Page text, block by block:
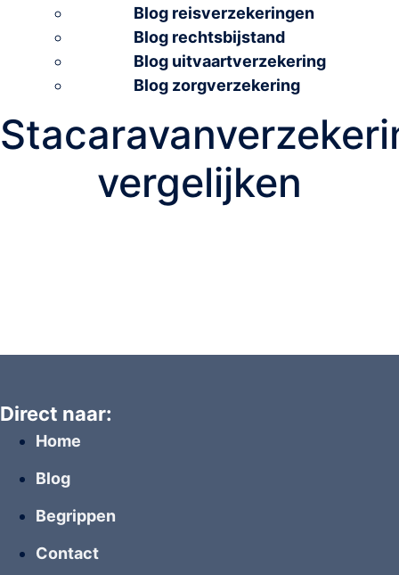
Blog reisverzekeringen
Blog rechtsbijstand
Blog uitvaartverzekering
Blog zorgverzekering
vergelijken
Direct naar:
Home
Blog
Begrippen
Contact